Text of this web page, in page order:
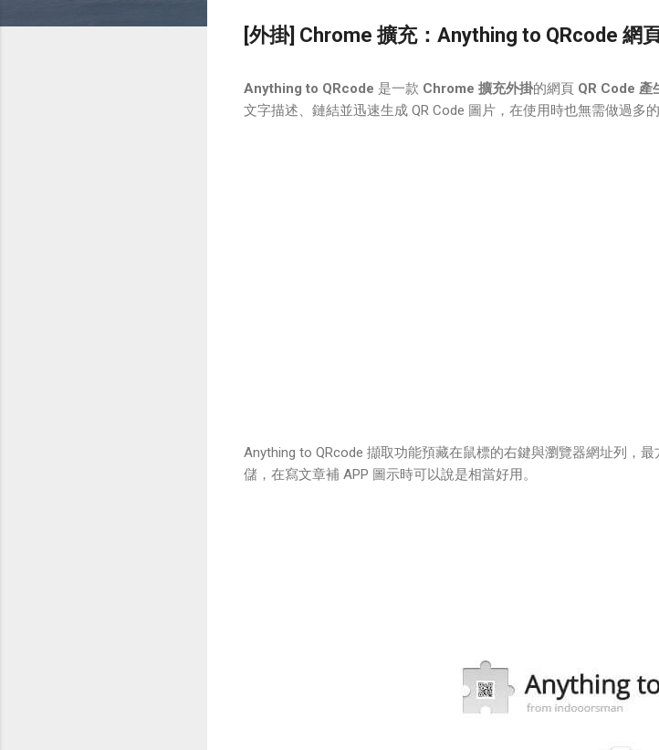
[外掛] Chrome 擴充：Anything to QRcode 網
Anything to QRcode 是一款 Chrome 擴充外掛的網頁 QR Code 產
文字描述、鏈結並迅速生成 QR Code 圖片，在使用時也無需做過多
Anything to QRcode 擷取功能預藏在鼠標的右鍵與瀏覽器網址列，
儲，在寫文章補 APP 圖示時可以說是相當好用。